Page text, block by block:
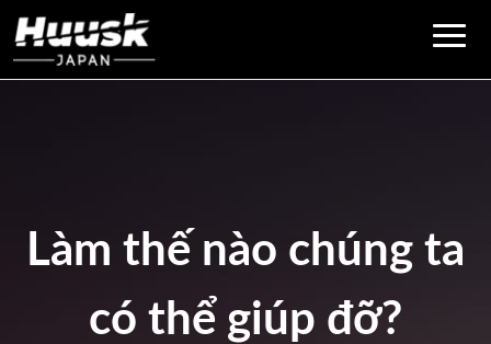
Làm thế nào chúng ta
có thể giúp đỡ?